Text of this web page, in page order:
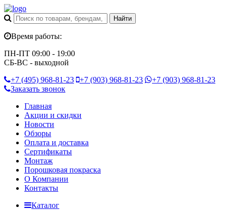
Время работы:
ПН-ПТ 09:00 - 19:00
СБ-ВС - выходной
+7 (495) 968-81-23 +7 (903) 968-81-23 +7 (903) 968-81-23
Заказать звонок
Главная
Акции и скидки
Новости
Обзоры
Оплата и доставка
Сертификаты
Монтаж
Порошковая покраска
О Компании
Контакты
Каталог